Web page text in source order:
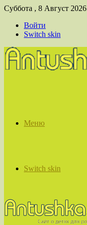
Суббота , 8 Август 2026
Войти
Switch skin
Меню
Switch skin